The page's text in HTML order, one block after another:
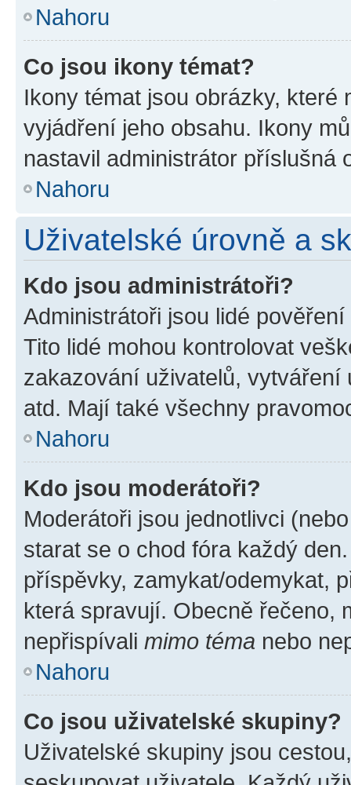
Nahoru
Co jsou ikony témat?
Ikony témat jsou obrázky,
vyjádření jeho obsahu. Ikony
nastavil administrátor příslušná
Nahoru
Uživatelské úrovně a
Kdo jsou administrátoři?
Administrátoři jsou lidé
Tito lidé mohou kontrolovat
zakazování uživatelů,
atd. Mají také všechny
Nahoru
Kdo jsou moderátoři?
Moderátoři jsou jednotlivci
starat se o chod fóra každý
příspěvky, zamykat/odemykat,
která spravují. Obecně řečeno,
nepřispívali mimo téma nebo
Nahoru
Co jsou uživatelské skupiny?
Uživatelské skupiny jsou